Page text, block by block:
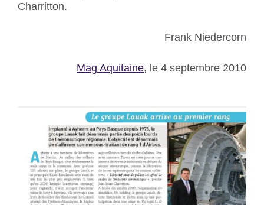
Charritton.
Frank Niedercorn
Mag Aquitaine, le 4 septembre 2010